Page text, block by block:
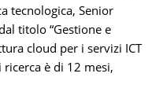
tecnologica, Senior
titolo “Gestione e
cloud per i servizi ICT
ricerca è di 12 mesi,